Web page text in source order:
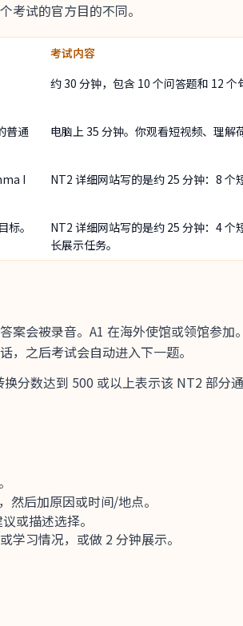
考试的官方目的不同。
考试内容
约 30 分钟，包含 10 个问答题和 12 个
普通
电脑上 35 分钟。你观看短视频、理解
I
NT2 详细网站写的是约 25 分钟：8 个
。
NT2 详细网站写的是约 25 分钟：4 个
长展示任务。
会被录音。A1 在海外使馆或领馆参
，之后考试会自动进入下一题。
分数达到 500 或以上表示该 NT2 部分
然后加原因或时间/地点。
或描述选择。
习情况，或做 2 分钟展示。